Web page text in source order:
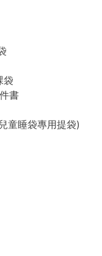
袋
書
童睡袋專用提袋)